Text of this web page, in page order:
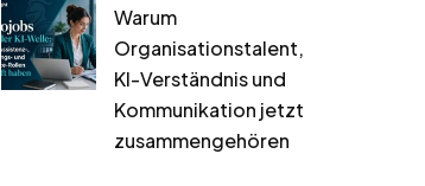
Warum
Organisationstalent,
KI-Verständnis und
Kommunikation jetzt
zusammengehören